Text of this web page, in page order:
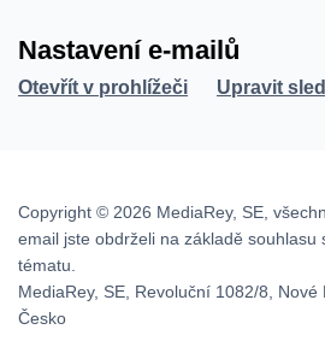
Nastavení e-mailů
Otevřít v prohlížeči Upravit
Copyright © 2026 MediaRey, SE,
email jste obdrželi na základě souhlasu
tématu.
MediaRey, SE, Revoluční 1082/8, Nové
Česko